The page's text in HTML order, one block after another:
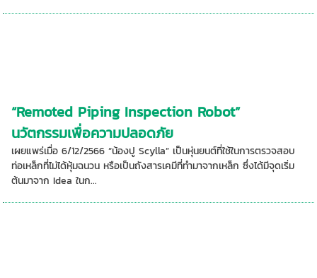
“Remoted Piping Inspection Robot”
นวัตกรรมเพื่อความปลอดภัย
เผยแพร่เมื่อ 6/12/2566 “น้องปู Scylla” เป็นหุ่นยนต์ที่ใช้ในการตรวจสอบ
ท่อเหล็กที่ไม่ได้หุ้มฉนวน หรือเป็นถังสารเคมีที่ทำมาจากเหล็ก ซึ่งได้มีจุดเริ่ม
ต้นมาจาก Idea ในก...